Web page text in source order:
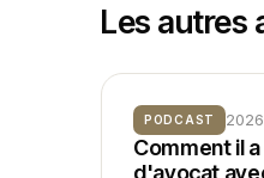
Les autres
PODCAST 2026
Comment il
d'avocat